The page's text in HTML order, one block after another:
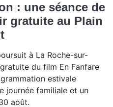
: une séance de
gratuite au Plain
à La Roche-sur-
du film En Fanfare
estivale
journée familiale et un
août.